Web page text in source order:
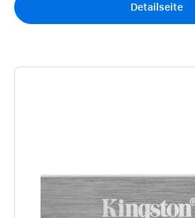
Detailseite